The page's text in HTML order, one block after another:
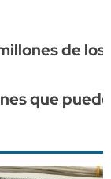
de los
que